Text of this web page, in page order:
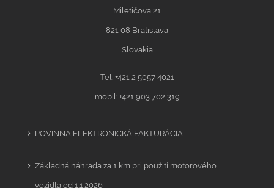
Miletičova 21
821 08 Bratislava
Slovakia
Tel: +421 2 5057 4021
mobil: +421 903 702 319
POVINNÁ ELEKTRONICKÁ FAKTURÁCIA
Základná náhrada za 1 km pri použití motorového
vozidla od 1.1.2026